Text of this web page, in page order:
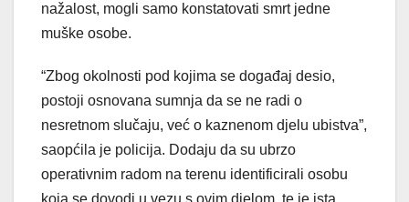
nažalost, mogli samo konstatovati smrt jedne
muške osobe.
“Zbog okolnosti pod kojima se događaj desio,
postoji osnovana sumnja da se ne radi o
nesretnom slučaju, već o kaznenom djelu ubistva”,
saopćila je policija. Dodaju da su ubrzo
operativnim radom na terenu identificirali osobu
koja se dovodi u vezu s ovim djelom, te je ista